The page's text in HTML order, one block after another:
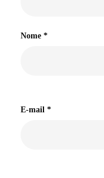
Nome *
E-mail *